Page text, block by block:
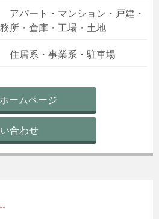
アパート・マンション・戸建・
所・倉庫・工場・土地
住居系・事業系・駐車場
ームページ
合わせ